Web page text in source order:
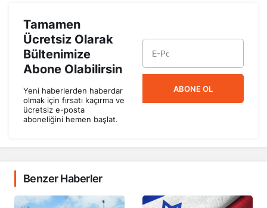
Tamamen
Ücretsiz Olarak
Bültenimize
Abone Olabilirsin
Yeni haberlerden haberdar
olmak için fırsatı kaçırma ve
ücretsiz e-posta
aboneliğini hemen başlat.
ABONE OL
Benzer Haberler